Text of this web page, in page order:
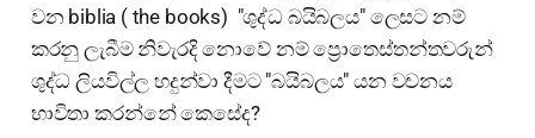
වන biblia ( the books) "ශුද්ධ බයිබලය" ලෙසට නම්
කරනු ලැබීම නිවැරදි නොවේ නම් ප්‍රොතෙස්තන්තවරුන්
ශුද්ධ ලියවිල්ල හදුන්වා දීමට "බයිබලය" යන වචනය
භාවිතා කරන්නේ කෙසේද?